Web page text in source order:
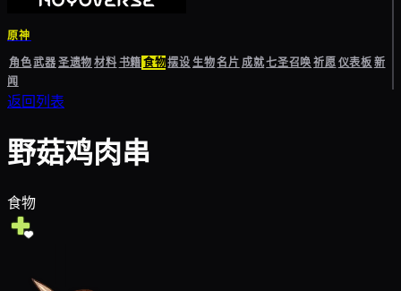
原神
角色武器圣遗物材料书籍食物摆设生物名片成就七圣召唤祈愿仪表板新
闻
返回列表
野菇鸡肉串
食物